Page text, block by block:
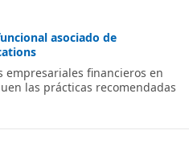
completa para garantizar una
inactividad mínimo, y abarca
de herramientas y consejos
asociado de
empresariales financieros en
las prácticas recomendadas